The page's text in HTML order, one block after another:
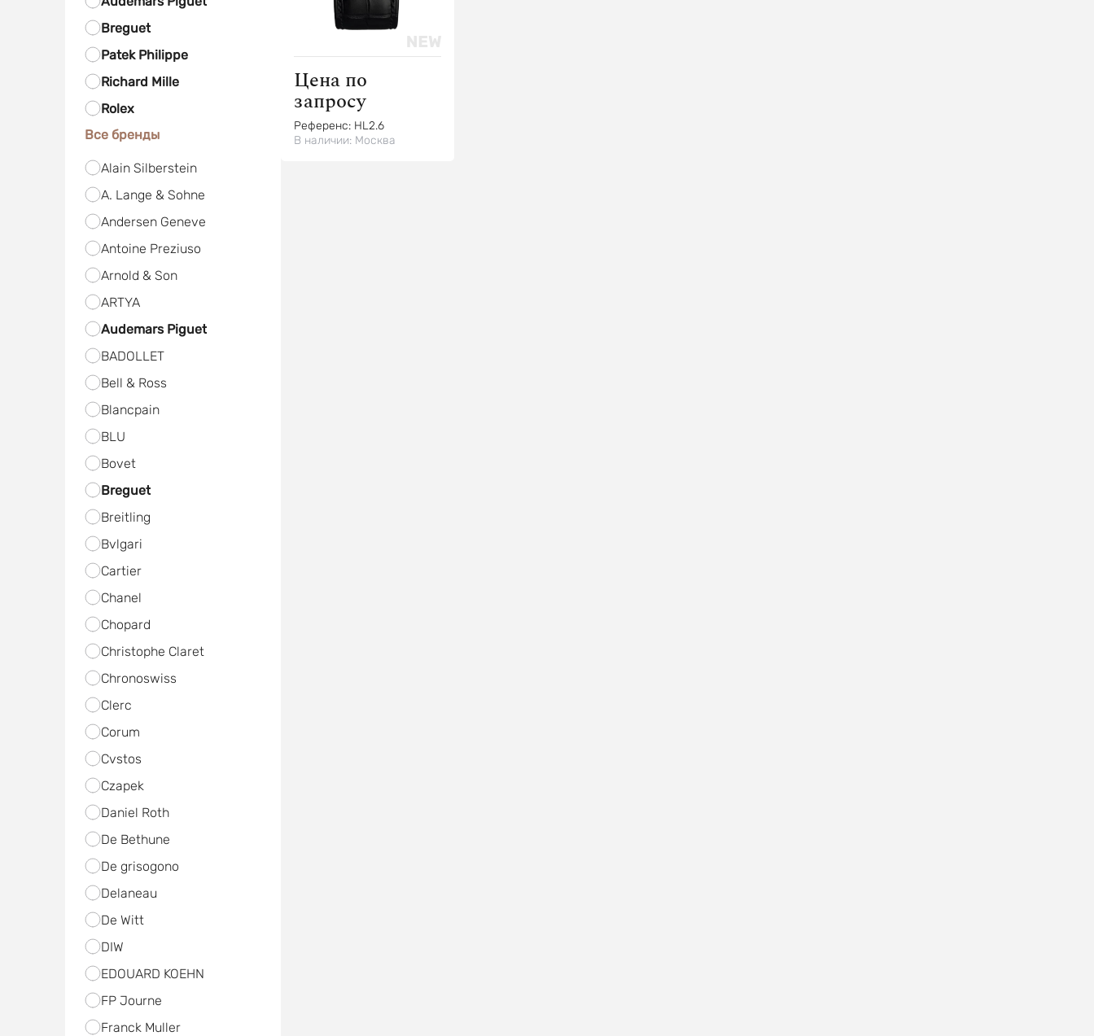
Breguet
Patek Philippe
Richard Mille
Rolex
Все бренды
Alain Silberstein
A. Lange & Sohne
Andersen Geneve
Antoine Preziuso
Arnold & Son
ARTYA
Audemars Piguet
BADOLLET
Bell & Ross
Blancpain
BLU
Bovet
Breguet
Breitling
Bvlgari
Cartier
Chanel
Chopard
Christophe Claret
Chronoswiss
Clerc
Corum
Cvstos
Czapek
Daniel Roth
De Bethune
De grisogono
Delaneau
De Witt
DIW
EDOUARD KOEHN
FP Journe
Franck Muller
Цена по
запросу
Референс: HL2.6
В наличии: Москва